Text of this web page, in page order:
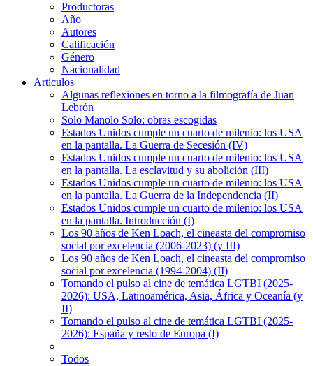
Productoras
Año
Autores
Calificación
Género
Nacionalidad
Articulos
Algunas reflexiones en torno a la filmografía de Juan
Lebrón
Solo Manolo Solo: obras escogidas
Estados Unidos cumple un cuarto de milenio: los USA
en la pantalla. La Guerra de Secesión (IV)
Estados Unidos cumple un cuarto de milenio: los USA
en la pantalla. La esclavitud y su abolición (III)
Estados Unidos cumple un cuarto de milenio: los USA
en la pantalla. La Guerra de la Independencia (II)
Estados Unidos cumple un cuarto de milenio: los USA
en la pantalla. Introducción (I)
Los 90 años de Ken Loach, el cineasta del compromiso
social por excelencia (2006-2023) (y III)
Los 90 años de Ken Loach, el cineasta del compromiso
social por excelencia (1994-2004) (II)
Tomando el pulso al cine de temática LGTBI (2025-
2026): USA, Latinoamérica, Asia, África y Oceanía (y
II)
Tomando el pulso al cine de temática LGTBI (2025-
2026): España y resto de Europa (I)
Todos